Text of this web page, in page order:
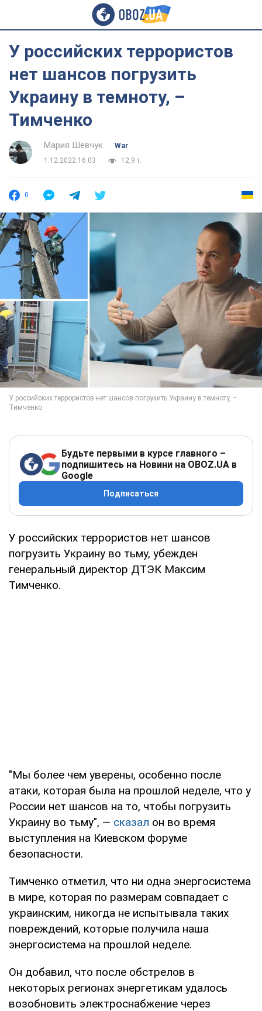
У российских террористов
нет шансов погрузить
Украину в темноту, –
Тимченко
Мария Шевчук
War
1.12.2022 16:03
12,9 т.
0
Будьте первыми в курсе главного –
подпишитесь на Новини на OBOZ.UA в
Google
Подписаться
У российских террористов нет шансов
погрузить Украину во тьму, убежден
генеральный директор ДТЭК Максим
Тимченко.
"Мы более чем уверены, особенно после
атаки, которая была на прошлой неделе, что у
России нет шансов на то, чтобы погрузить
Украину во тьму", — сказал он во время
выступления на Киевском форуме
безопасности.
Тимченко отметил, что ни одна энергосистема
в мире, которая по размерам совпадает с
украинским, никогда не испытывала таких
повреждений, которые получила наша
энергосистема на прошлой неделе.
Он добавил, что после обстрелов в
некоторых регионах энергетикам удалось
возобновить электроснабжение через